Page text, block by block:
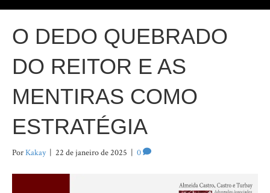
O DEDO QUEBRADO
DO REITOR E AS
MENTIRAS COMO
ESTRATÉGIA
PorKakay | 22 de janeiro de 2025 | 0